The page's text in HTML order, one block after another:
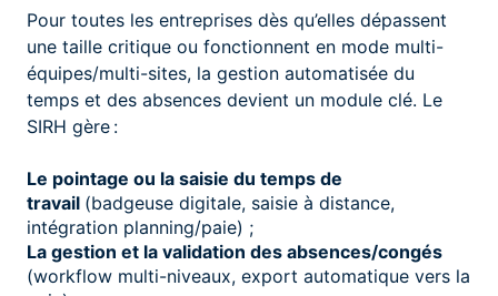
Pour toutes les entreprises dès qu’elles dépassent
une taille critique ou fonctionnent en mode multi-
équipes/multi-sites, la gestion automatisée du
temps et des absences devient un module clé. Le
SIRH gère :
Le pointage ou la saisie du temps de
travail (badgeuse digitale, saisie à distance,
intégration planning/paie) ;
La gestion et la validation des absences/congés
(workflow multi-niveaux, export automatique vers la